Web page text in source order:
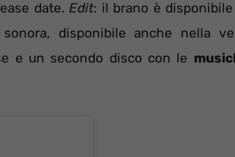
date. Edit: il brano è disponibile
disponibile anche nella
e un secondo disco con le